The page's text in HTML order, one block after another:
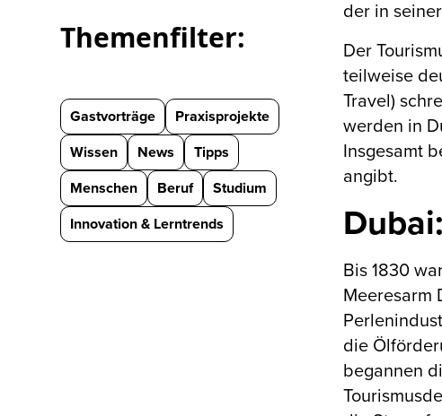
Themenfilter:
Gastvorträge
Praxisprojekte
Wissen
News
Tipps
Menschen
Beruf
Studium
Innovation & Lerntrends
der in
Der
teilweise
Travel)
werden in
Insgesamt
angibt.
Bis 1830
Meeresarm
die
begannen